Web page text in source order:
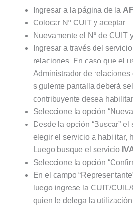
Ingresar a la página de la
Colocar Nº CUIT y aceptar
Nuevamente el Nº de CUIT
Ingresar a través del
relaciones. En caso que el
Administrador de relaciones
siguiente pantalla deberá
contribuyente desea
Seleccione la opción
Desde la opción “Buscar”
elegir el servicio a habilitar,
Luego busque el servicio
Seleccione la opción
En el campo
luego ingrese la CUIT/
quien le delega la